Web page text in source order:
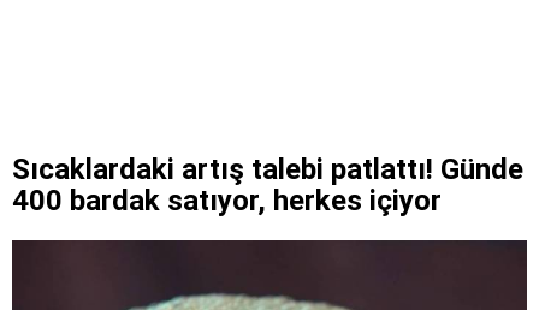
Sıcaklardaki artış talebi patlattı! Günde
400 bardak satıyor, herkes içiyor